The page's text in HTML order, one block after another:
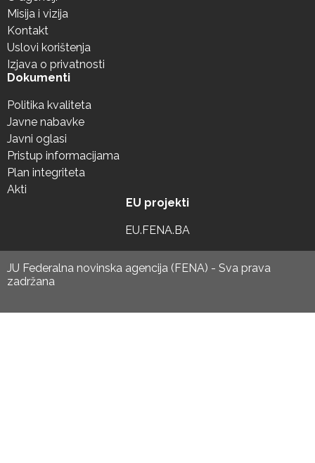
Misija i vizija
Kontakt
Uslovi korištenja
Izjava o privatnosti
Dokumenti
Politika kvaliteta
Javne nabavke
Javni oglasi
Pristup informacijama
Plan integriteta
Akti
EU projekti
EU.FENA.BA
JU Federalna novinska agencija (FENA) - Sva prava
zadržana